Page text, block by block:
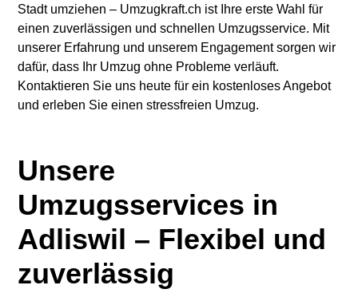
Stadt umziehen – Umzugkraft.ch ist Ihre erste Wahl für
einen zuverlässigen und schnellen Umzugsservice. Mit
unserer Erfahrung und unserem Engagement sorgen wir
dafür, dass Ihr Umzug ohne Probleme verläuft.
Kontaktieren Sie uns heute für ein kostenloses Angebot
und erleben Sie einen stressfreien Umzug.
Unsere
Umzugsservices in
Adliswil – Flexibel und
zuverlässig